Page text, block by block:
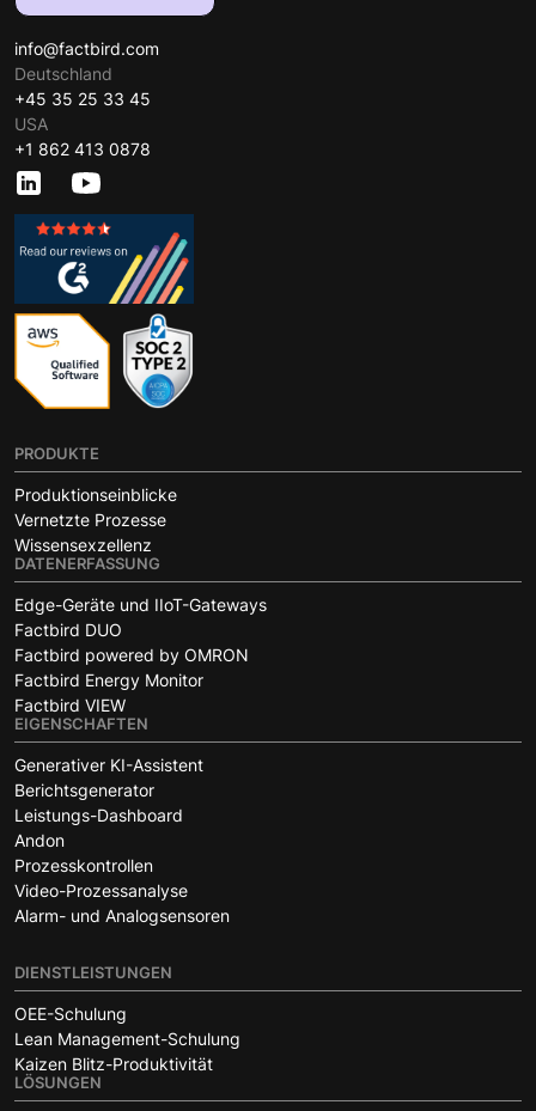
info@factbird.com
Deutschland
+45 35 25 33 45
USA
+1 862 413 0878
PRODUKTE
Produktionseinblicke
Vernetzte Prozesse
Wissensexzellenz
DATENERFASSUNG
Edge-Geräte und IIoT-Gateways
Factbird DUO
Factbird powered by OMRON
Factbird Energy Monitor
Factbird VIEW
EIGENSCHAFTEN
Generativer KI-Assistent
Berichtsgenerator
Leistungs-Dashboard
Andon
Prozesskontrollen
Video-Prozessanalyse
Alarm- und Analogsensoren
DIENSTLEISTUNGEN
OEE-Schulung
Lean Management-Schulung
Kaizen Blitz-Produktivität
LÖSUNGEN